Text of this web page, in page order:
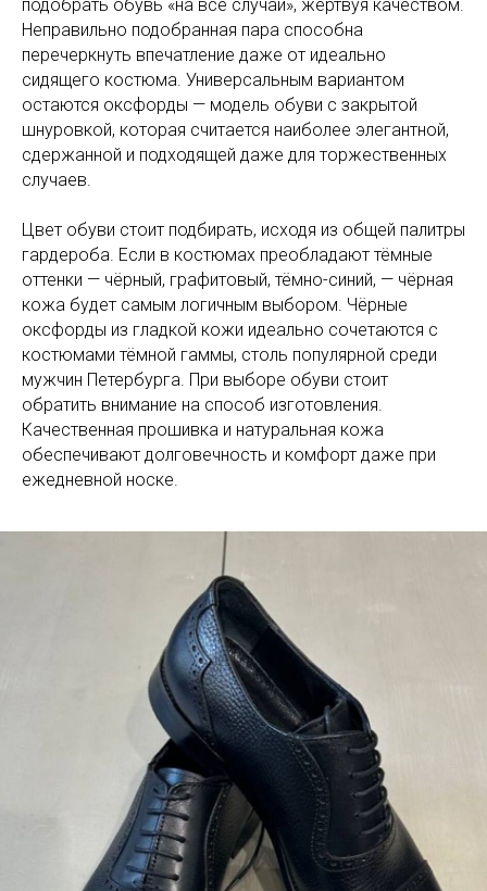
подобрать обувь «на все случаи», жертвуя качеством.
Неправильно подобранная пара способна
перечеркнуть впечатление даже от идеально
сидящего костюма. Универсальным вариантом
остаются оксфорды — модель обуви с закрытой
шнуровкой, которая считается наиболее элегантной,
сдержанной и подходящей даже для торжественных
случаев.
Цвет обуви стоит подбирать, исходя из общей палитры
гардероба. Если в костюмах преобладают тёмные
оттенки — чёрный, графитовый, тёмно-синий, — чёрная
кожа будет самым логичным выбором. Чёрные
оксфорды из гладкой кожи идеально сочетаются с
костюмами тёмной гаммы, столь популярной среди
мужчин Петербурга. При выборе обуви стоит
обратить внимание на способ изготовления.
Качественная прошивка и натуральная кожа
обеспечивают долговечность и комфорт даже при
ежедневной носке.